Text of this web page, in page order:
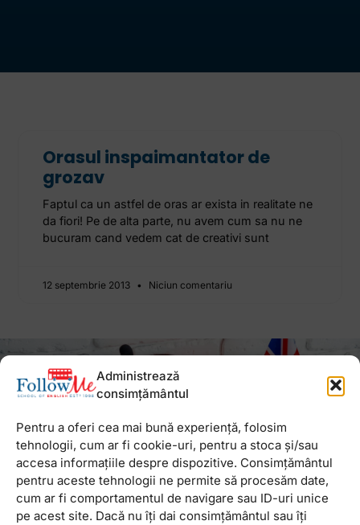
Administrează
consimțământul
Pentru a oferi cea mai bună experiență, folosim
tehnologii, cum ar fi cookie-uri, pentru a stoca și/sau
accesa informațiile despre dispozitive. Consimțământul
pentru aceste tehnologii ne permite să procesăm date,
cum ar fi comportamentul de navigare sau ID-uri unice
pe acest site. Dacă nu îți dai consimțământul sau îți
Orasul inspaimantator de
grozav
Faptul ca un astfel de oras ar exista in realitate ne
da fiori! Pe de alta parte, nu avem cum sa nu ne
bucuram cand vedem cat de creativi sunt
12 septembrie 2013 Niciun comentariu
Newsletter